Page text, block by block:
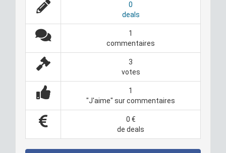
0
deals
1
commentaires
3
votes
1
"J'aime" sur commentaires
0 €
de deals